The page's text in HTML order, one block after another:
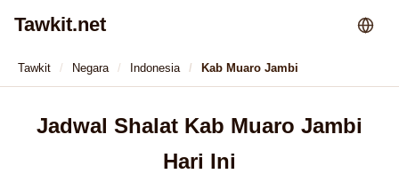
Tawkit.net
Tawkit Negara Indonesia Kab Muaro Jambi
Jadwal Shalat Kab Muaro Jambi
Hari Ini